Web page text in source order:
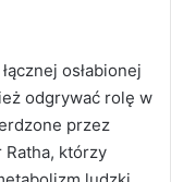
osłabionej
odgrywać rolę w
przez
którzy